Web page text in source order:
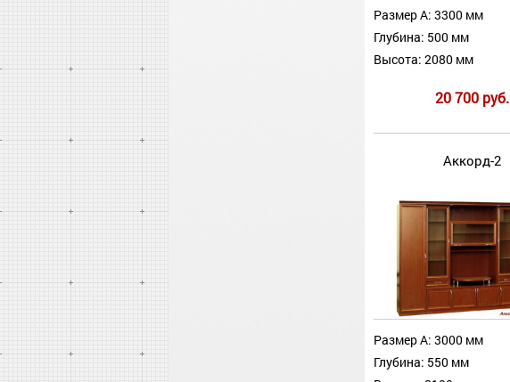
Размер А: 3300 мм
Глубина: 500 мм
Высота: 2080 мм
20 700 руб.
Аккорд-2
Размер А: 3000 мм
Глубина: 550 мм